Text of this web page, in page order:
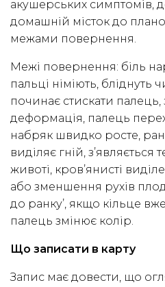
акушерських симптомів,
домашній місток до
межами повернення.
Межі повернення: біль
пальці німіють, бліднуть
починає стискати палець,
деформація, палець
набряк швидко росте,
виділяє гній, з’являється
животі, кров’янисті
або зменшення рухів
до ранку’, якщо кільце
палець змінює колір.
Що записати в карту
Запис має довести, що